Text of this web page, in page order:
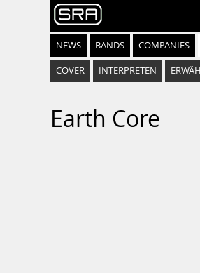
NEWS BANDS COMPANIES
COVER INTERPRETEN
Earth Core